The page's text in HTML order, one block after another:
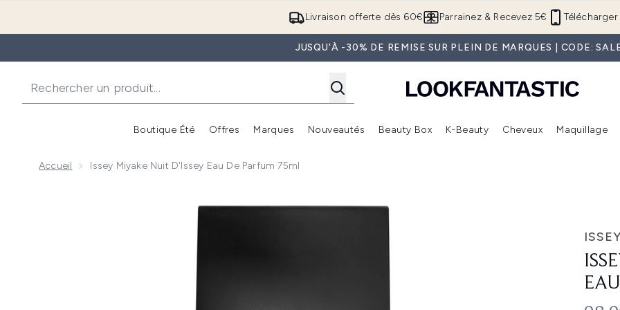
Passer au contenu principal
Livraison offerte dès 60€ Télécharger
Parrainez & Recevez 5€
JUSQU'À -30% DE REMISE SUR PLEIN DE MARQUES | CODE:
Boutique Été
Accédez au sous-menu (Boutique Été )
Offres
Accédez au sous-menu (Offres)
Marques
Accédez au sous-menu (Marques)
Nouveautés
Accédez au sous-menu (Nouveautés)
Beauty Box
Accédez au sous-menu (Beauty Box)
K-Beauty Cheveux Maquillage
Accueil Issey Miyake Nuit D'Issey Eau De Parfum 75ml
Now showing image 1 Issey Miyake Nuit d'Issey Eau de Parfum 75ml